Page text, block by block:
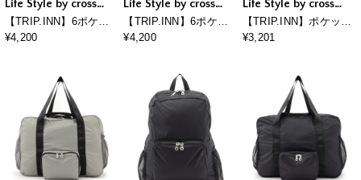
Life Style by cross
marche
【TRIP.INN】6ポケッ
トふかふかスマホマル
¥4,200
Life Style by cross
marche
【TRIP.INN】6ポケッ
トふかふかスマホマル
¥4,200
Life Style by cross
marche
【TRIP.INN】ポケッタ
ブルライトリュック
¥3,201